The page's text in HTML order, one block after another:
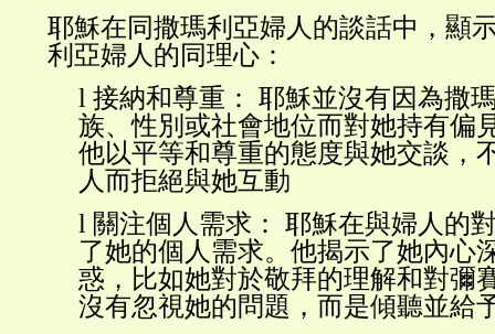
耶穌在同撒瑪利亞婦人的談話中，顯
利亞婦人的同理心：
l 接納和尊重：
耶穌並沒有因為撒
族、性別或社會地位而對她持有偏
他以平等和尊重的態度與她交談，
人而拒絕與她互動
l 關注個人需求：
耶穌在與婦人的
了她的個人需求。他揭示了她內心
惑，比如她對於敬拜的理解和對彌
沒有忽視她的問題，而是傾聽並給